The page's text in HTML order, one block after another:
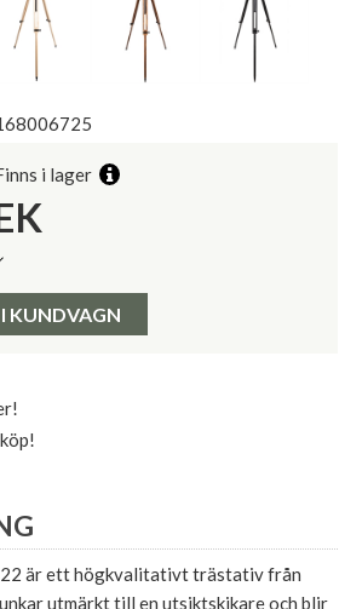
i lager
Pris:
KUNDVAGN
är ett högkvalitativt trästativ från
utmärkt till en utsiktskikare och blir